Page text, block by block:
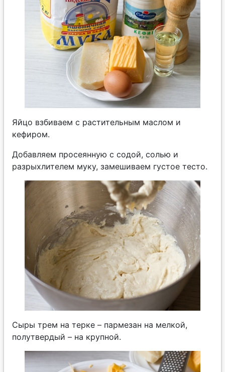
Яйцо взбиваем с растительным маслом и
кефиром.
Добавляем просеянную с содой, солью и
разрыхлителем муку, замешиваем густое тесто.
Сыры трем на терке – пармезан на мелкой,
полутвердый – на крупной.